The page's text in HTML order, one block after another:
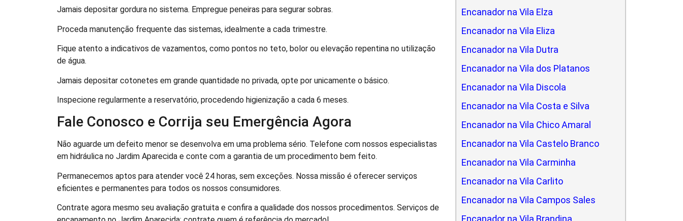
Jamais depositar gordura no sistema. Empregue peneiras para segurar sobras.
Proceda manutenção frequente das sistemas, idealmente a cada trimestre.
Fique atento a indicativos de vazamentos, como pontos no teto, bolor ou elevação repentina no utilização
de água.
Jamais depositar cotonetes em grande quantidade no privada, opte por unicamente o básico.
Inspecione regularmente a reservatório, procedendo higienização a cada 6 meses.
Fale Conosco e Corrija seu Emergência Agora
Não aguarde um defeito menor se desenvolva em uma problema sério. Telefone com nossos especialistas
em hidráulica no Jardim Aparecida e conte com a garantia de um procedimento bem feito.
Permanecemos aptos para atender você 24 horas, sem exceções. Nossa missão é oferecer serviços
eficientes e permanentes para todos os nossos consumidores.
Contrate agora mesmo seu avaliação gratuita e confira a qualidade dos nossos procedimentos. Serviços de
Encanador na Vila Elza
Encanador na Vila Eliza
Encanador na Vila Dutra
Encanador na Vila dos Platanos
Encanador na Vila Discola
Encanador na Vila Costa e Silva
Encanador na Vila Chico Amaral
Encanador na Vila Castelo Branco
Encanador na Vila Carminha
Encanador na Vila Carlito
Encanador na Vila Campos Sales
Encanador na Vila Brandina